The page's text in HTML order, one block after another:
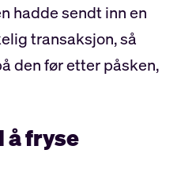
hadde sendt inn en
transaksjon, så
den før etter påsken,
å fryse